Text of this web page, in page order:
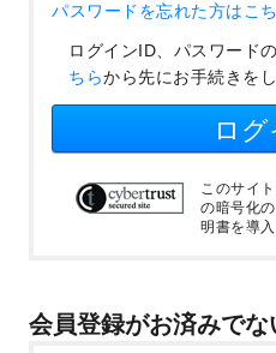
パスワードを忘れた方はこ
ログインID、パスワード
ちらから先にお手続きを
ログ
このサイ
の暗号化
明書を導入
会員登録がお済みでな